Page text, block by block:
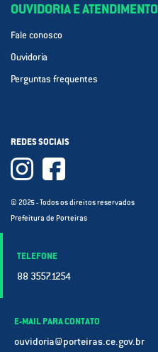
OUVIDORIA E ATENDIMENTO
Fale conosco
Ouvidoria
Perguntas frequentes
REDES SOCIAIS
© 2025 - Todos os direitos reservados
Prefeitura de Porteiras
TELEFONE
88 3557.1254
E-MAIL PARA CONTATO
ouvidoria@porteiras.ce.gov.br